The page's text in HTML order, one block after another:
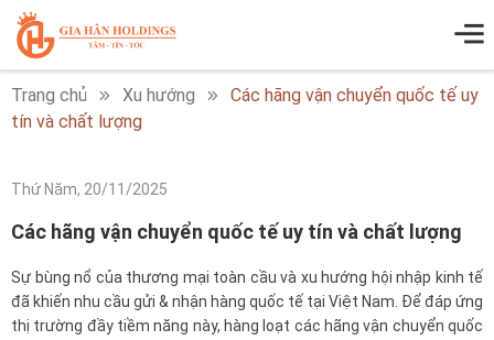
Trang chủ Xu hướng
Các hãng vận chuyển quốc tế uy
tín và chất lượng
Thứ Năm, 20/11/2025
Các hãng vận chuyển quốc tế uy tín và chất lượng
Sự bùng nổ của thương mại toàn cầu và xu hướng hội nhập kinh tế
đã khiến nhu cầu gửi & nhận hàng quốc tế tại Việt Nam. Để đáp ứng
thị trường đầy tiềm năng này, hàng loạt các hãng vận chuyển quốc